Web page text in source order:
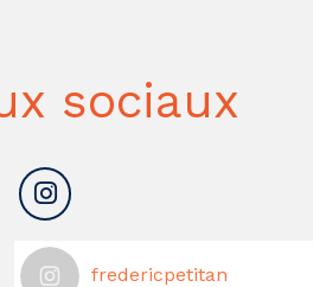
sociaux
fredericpetitan